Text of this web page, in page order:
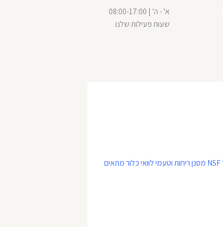
א' - ה' | 08:00-17:00
שעות פעילות שלנו
סנן פחם בלוק 10", תקן אמריקאי מחמיר NSF מסנן ריחות וטעמי לוואי כלור מתאים